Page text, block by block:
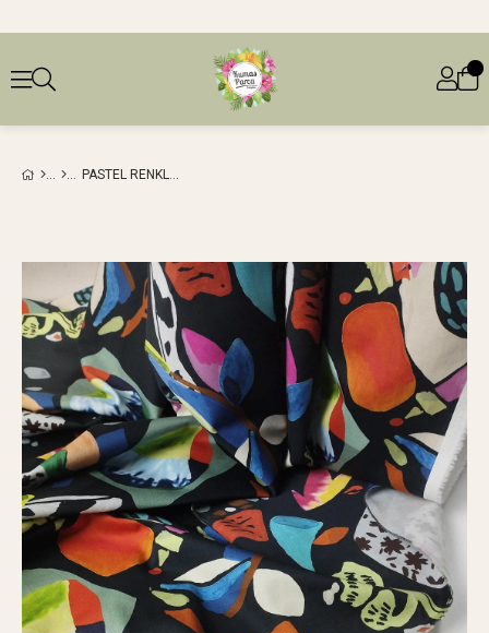
PASTEL RENKLERDE CICI DESENLI HAFIF ESNEK TOK PAMUKLU DOKUMA (EN 130 CM X BOY 280 CM)